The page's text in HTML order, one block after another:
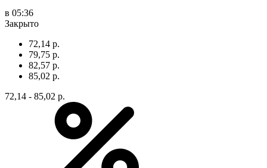
в 05:36
Закрыто
72,14 р.
79,75 р.
82,57 р.
85,02 р.
72,14 - 85,02 р.